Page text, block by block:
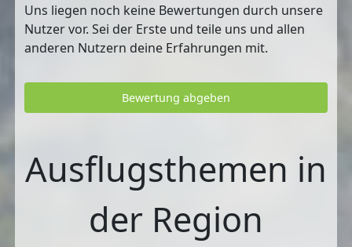
Uns liegen noch keine Bewertungen durch unsere
Nutzer vor. Sei der Erste und teile uns und allen
anderen Nutzern deine Erfahrungen mit.
Bewertung abgeben
Ausflugsthemen in
der Region